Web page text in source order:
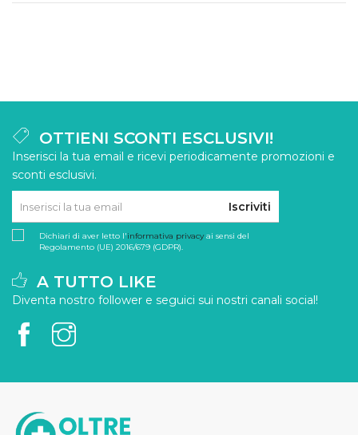
OTTIENI SCONTI ESCLUSIVI!
Inserisci la tua email e ricevi periodicamente promozioni e
sconti esclusivi.
Iscriviti
Dichiari di aver letto l'informativa privacyai sensi del
Regolamento (UE) 2016/679 (GDPR).
A TUTTO LIKE
Diventa nostro follower e seguici sui nostri canali social!